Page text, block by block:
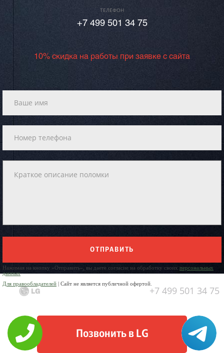
ТЕЛЕФОН
+7 499 501 34 75
10% скидка на работы при заявке с сайта
ОТПРАВИТЬ
Нажимая на кнопку «Отправить», вы даете согласие на обработку своих персональных
данных
Для правообладателей | Сайт не является публичной офертой.
+7 499 501 34 75
Позвонить в LG